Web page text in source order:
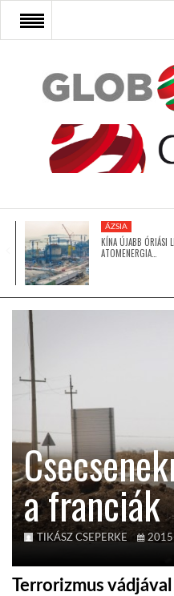
FŐOLDAL
AFRIKA
ÁZSIA
LATIN-AMERIKA
KÖZEL-KELET
AUSZTRÁLIA
A VILÁG ITTHON
ÁZSIA
KÍNA ÚJABB ÓRIÁSI
ATOMENERGIA…
a franciák
TIKÁSZ CSEPERKE
Terrorizmus